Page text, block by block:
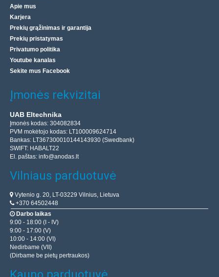
Apie mus
Karjera
Prekių grąžinimas ir garantija
Prekių pristatymas
Privatumo politika
Youtube kanalas
Sekite mus Facebook
Įmonės rekvizitai
UAB Eltechnika
Įmonės kodas: 304082834
PVM mokėtojo kodas: LT100009624714
Bankas: LT367300010144143930 (Swedbank)
SWIFT: HABALT22
El. paštas: info@anodas.lt
Vilniaus parduotuvė
Vytenio g. 20, LT-03229 Vilnius, Lietuva
+370 64502448
Darbo laikas
9:00 - 18:00 (I - IV)
9:00 - 17:00 (V)
10:00 - 14:00 (VI)
Nedirbame (VII)
(Dirbame be pietų pertraukos)